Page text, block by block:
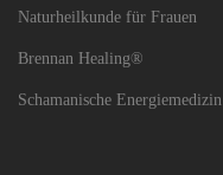
Naturheilkunde für Frauen
Brennan Healing®
Schamanische Energiemedizin